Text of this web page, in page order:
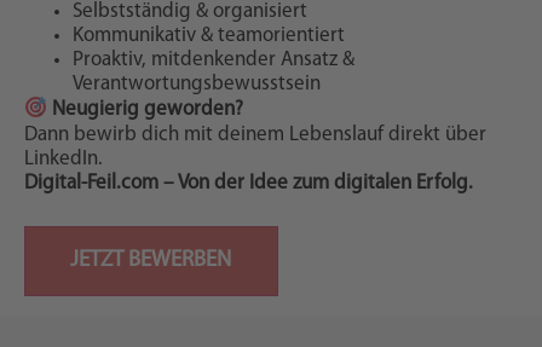
Selbstständig & organisiert
Kommunikativ & teamorientiert
Proaktiv, mitdenkender Ansatz &
Verantwortungsbewusstsein
Neugierig geworden?
Dann bewirb dich mit deinem Lebenslauf direkt über
LinkedIn.
Digital-Feil.com – Von der Idee zum digitalen Erfolg.